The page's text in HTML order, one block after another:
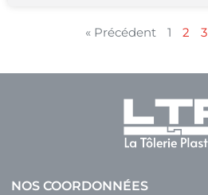
« Précédent 1 2 3
NOS COORDONNÉES